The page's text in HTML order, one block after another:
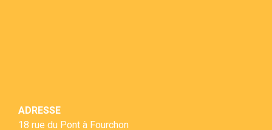
ADRESSE
18 rue du Pont à Fourchon